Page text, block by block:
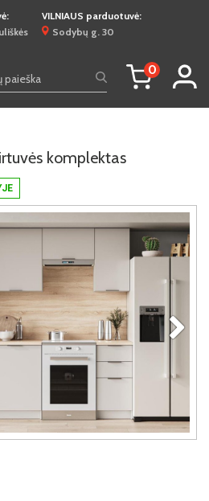
VILNIAUS parduotuvė:
Sodybų g. 30
0
komplektas